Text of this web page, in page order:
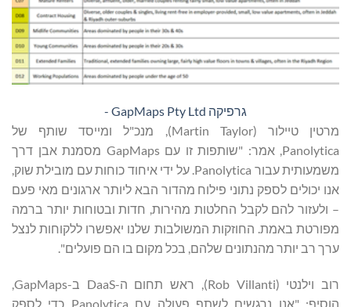
גרפיקה GapMaps Pty Ltd -
מרטין טיילור (Martin Taylor), מנכ"ל ומייסד שותף של
Panolytica, אמר: "שותפות זו עם GapMaps מסמנת אבן דרך
משמעותית עבור Panolytica. על ידי איחוד כוחות עם מובילת שוק,
אנו יכולים לספק נתוני פילוח מהדור הבא ליותר ארגונים מאי פעם
– ולעזור להם לקבל החלטות מהירות, חדות ובטוחות יותר ברמה
מפורטת באמת. החוזקות המשולבות שלנו יאפשרו ללקוחות לנצל
ערך רב יותר מהנתונים שלהם, בכל מקום בו הם פועלים".
הוסיף: "אנו נרגשים לשתף פעולה עם Panolytica כדי לספק